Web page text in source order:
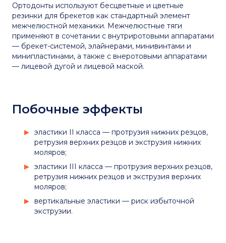
Ортодонты используют бесцветные и цветные
резинки для брекетов как стандартный элемент
межчелюстной механики. Межчелюстные тяги
применяют в сочетании с внутриротовыми аппаратами
— брекет-системой, элайнерами, минивинтами и
минипластинами, а также с внеротовыми аппаратами
— лицевой дугой и лицевой маской.
Побочные эффекты
эластики II класса — протрузия нижних резцов,
ретрузия верхних резцов и экструзия нижних
моляров;
эластики III класса — протрузия верхних резцов,
ретрузия нижних резцов и экструзия верхних
моляров;
вертикальные эластики — риск избыточной
экструзии.